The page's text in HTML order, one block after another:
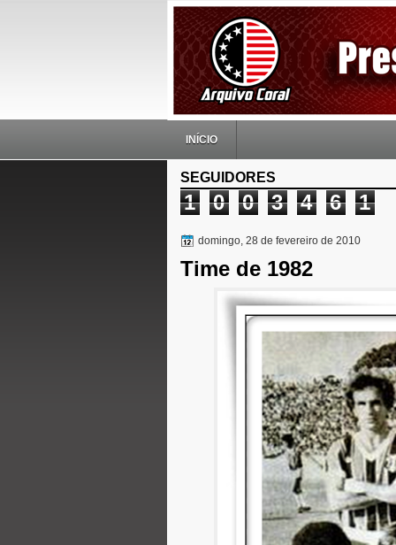
INÍCIO
SEGUIDORES
1 0 0 3 4 6 1
domingo, 28 de fevereiro de 2010
Time de 1982